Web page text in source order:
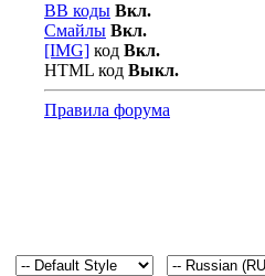
BB коды Вкл.
Смайлы Вкл.
[IMG] код Вкл.
HTML код Выкл.
Правила форума